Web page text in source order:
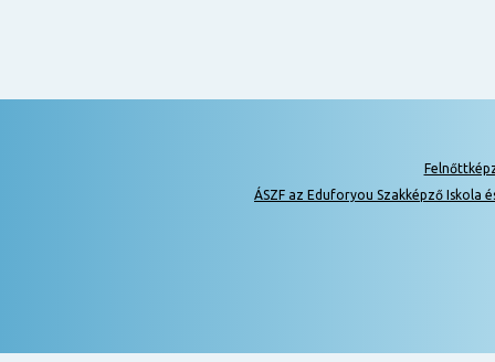
ÁSZF az Eduforyou Szakképző Iskola